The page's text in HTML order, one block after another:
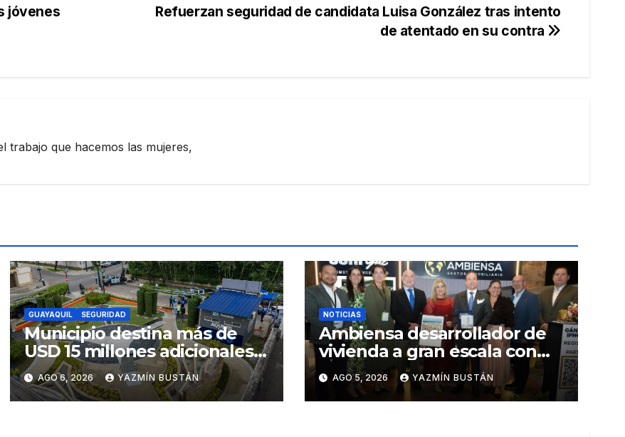
Refuerzan seguridad de candidata Luisa González tras intento
de atentado en su contra
jóvenes
trabajo que hacemos las mujeres,
GUAYAQUIL SEGURIDAD
Municipio destina más de
USD 15 millones adicionales a
SEGURA EP para fortalecer la
seguridad ciudadana
AGO 6, 2026 YAZMÍN BUSTÁN
NOTICIAS
Ambiensa desarrollador de
vivienda a gran escala con
estándares internacionales
de sostenibilidad
AGO 5, 2026 YAZMÍN BUSTÁN